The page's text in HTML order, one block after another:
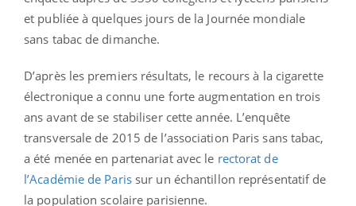
et publiée à quelques jours de la Journée mondiale
sans tabac de dimanche.
D’après les premiers résultats, le recours à la cigarette
électronique a connu une forte augmentation en trois
ans avant de se stabiliser cette année. L’enquête
transversale de 2015 de l’association Paris sans tabac,
a été menée en partenariat avec le rectorat de
l’Académie de Parissur un échantillon représentatif de
la population scolaire parisienne.